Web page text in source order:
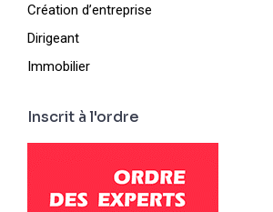
Création d’entreprise
Dirigeant
Immobilier
Inscrit à l'ordre